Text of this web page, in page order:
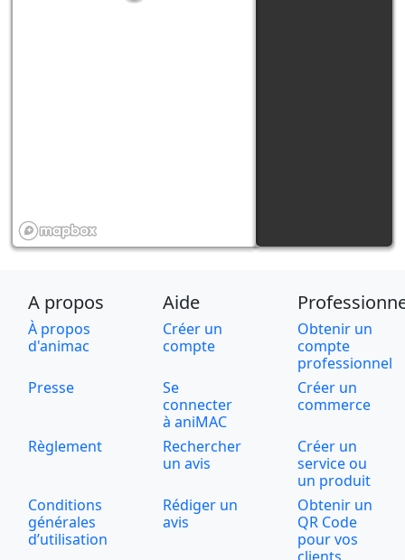
A propos Aide
À propos
d'animac
Créer un
compte
Obtenir un
compte
professionnel
Presse
Se
connecter
à aniMAC
Créer un
commerce
Règlement
Rechercher
un avis
Créer un
service ou
un produit
Conditions
générales
d’utilisation
Rédiger un
avis
Obtenir un
QR Code
pour vos